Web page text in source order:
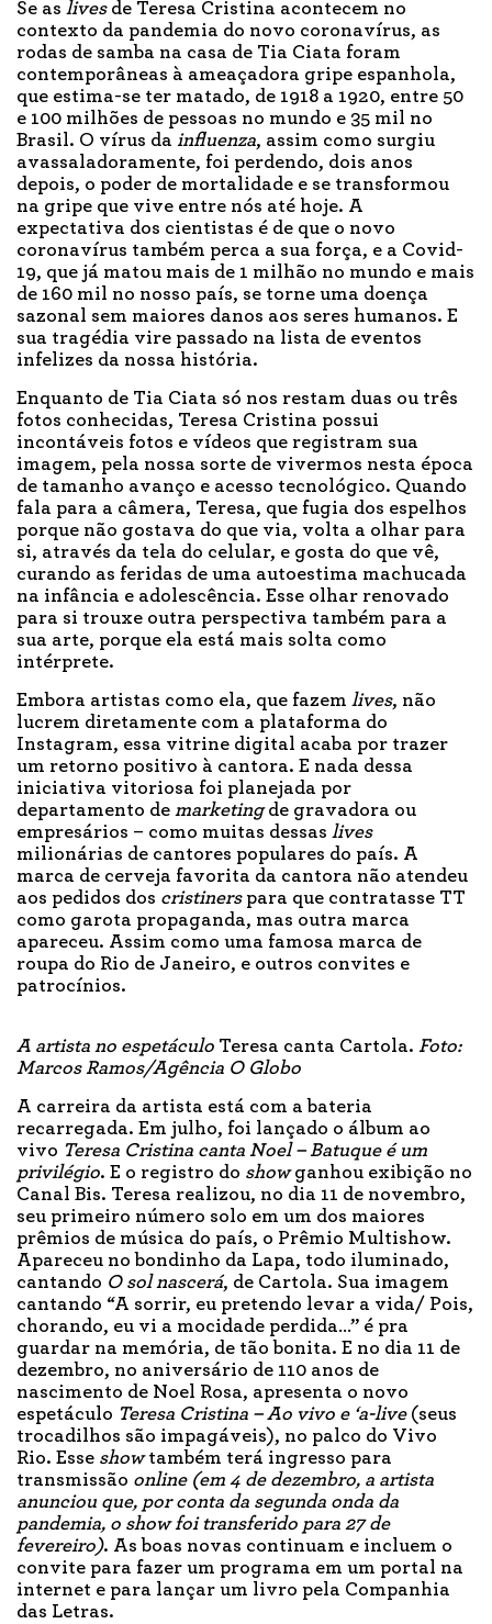
Se as livesde Teresa Cristina acontecem no
contexto da pandemia do novo coronavírus, as
rodas de samba na casa de Tia Ciata foram
contemporâneas à ameaçadora gripe espanhola,
que estima-se ter matado, de 1918 a 1920, entre 50
e 100 milhões de pessoas no mundo e 35 mil no
Brasil. O vírus da influenza, assim como surgiu
avassaladoramente, foi perdendo, dois anos
depois, o poder de mortalidade e se transformou
na gripe que vive entre nós até hoje. A
expectativa dos cientistas é de que o novo
coronavírus também perca a sua força, e a Covid-
19, que já matou mais de 1 milhão no mundo e mais
de 160 mil no nosso país, se torne uma doença
sazonal sem maiores danos aos seres humanos. E
sua tragédia vire passado na lista de eventos
infelizes da nossa história.
Enquanto de Tia Ciata só nos restam duas ou três
fotos conhecidas, Teresa Cristina possui
incontáveis fotos e vídeos que registram sua
imagem, pela nossa sorte de vivermos nesta época
de tamanho avanço e acesso tecnológico. Quando
fala para a câmera, Teresa, que fugia dos espelhos
porque não gostava do que via, volta a olhar para
si, através da tela do celular, e gosta do que vê,
curando as feridas de uma autoestima machucada
na infância e adolescência. Esse olhar renovado
para si trouxe outra perspectiva também para a
sua arte, porque ela está mais solta como
intérprete.
Embora artistas como ela, que fazem lives, não
lucrem diretamente com a plataforma do
Instagram, essa vitrine digital acaba por trazer
um retorno positivo à cantora. E nada dessa
iniciativa vitoriosa foi planejada por
departamento de marketingde gravadora ou
empresários – como muitas dessas lives
milionárias de cantores populares do país. A
marca de cerveja favorita da cantora não atendeu
aos pedidos dos cristinerspara que contratasse TT
como garota propaganda, mas outra marca
apareceu. Assim como uma famosa marca de
roupa do Rio de Janeiro, e outros convites e
patrocínios.
A artista no espetáculo Teresa canta Cartola. Foto:
Marcos Ramos/Agência O Globo
A carreira da artista está com a bateria
recarregada. Em julho, foi lançado o álbum ao
vivo Teresa Cristina canta Noel – Batuque é um
privilégio. E o registro do showganhou exibição no
Canal Bis. Teresa realizou, no dia 11 de novembro,
seu primeiro número solo em um dos maiores
prêmios de música do país, o Prêmio Multishow.
Apareceu no bondinho da Lapa, todo iluminado,
cantando O sol nascerá, de Cartola. Sua imagem
cantando “A sorrir, eu pretendo levar a vida/ Pois,
chorando, eu vi a mocidade perdida…” é pra
guardar na memória, de tão bonita. E no dia 11 de
dezembro, no aniversário de 110 anos de
nascimento de Noel Rosa, apresenta o novo
espetáculo Teresa Cristina – Ao vivo e ‘a-live (seus
trocadilhos são impagáveis), no palco do Vivo
Rio. Esse showtambém terá ingresso para
transmissão online (em 4 de dezembro, a artista
anunciou que, por conta da segunda onda da
pandemia, o show foi transferido para 27 de
fevereiro). As boas novas continuam e incluem o
convite para fazer um programa em um portal na
internet e para lançar um livro pela Companhia
das Letras.